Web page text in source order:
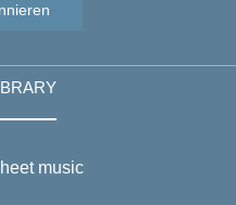
music